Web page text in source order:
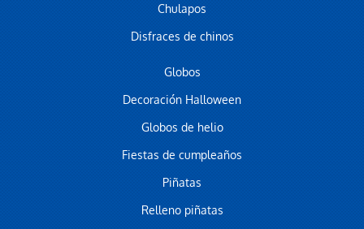
Chulapos
Disfraces de chinos
Globos
Decoración Halloween
Globos de helio
Fiestas de cumpleaños
Piñatas
Relleno piñatas